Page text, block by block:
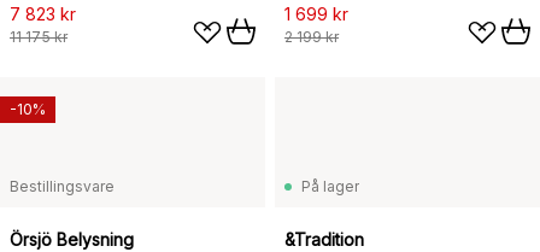
7 823 kr
11 175 kr
1 699 kr
2 199 kr
Bestillingsvare
Örsjö Belysning
-10%
På lager
&Tradition